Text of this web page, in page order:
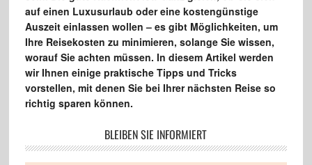
auf einen Luxusurlaub oder eine kostengünstige
Auszeit einlassen wollen – es gibt Möglichkeiten, um
Ihre Reisekosten zu minimieren, solange Sie wissen,
worauf Sie achten müssen. In diesem Artikel werden
wir Ihnen einige praktische Tipps und Tricks
vorstellen, mit denen Sie bei Ihrer nächsten Reise so
richtig sparen können.
BLEIBEN SIE INFORMIERT